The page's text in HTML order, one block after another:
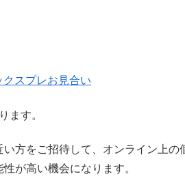
スプレお見合い
ます。
方をご招待して、オンライン上の
が高い機会になります。